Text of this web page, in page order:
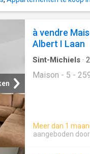
à vendre
Albert I Laan
Sint-Michiels ·
Maison - 5 -
Meer dan 1
aangeboden door